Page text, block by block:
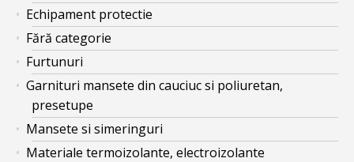
Echipament protectie
Fără categorie
Furtunuri
Garnituri mansete din cauciuc si poliuretan,
presetupe
Mansete si simeringuri
Materiale termoizolante, electroizolante